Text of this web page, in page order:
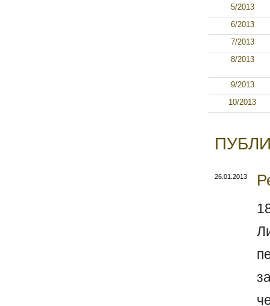
5/2013
6/2013
7/2013
8/2013
9/2013
10/2013
26.01.2013